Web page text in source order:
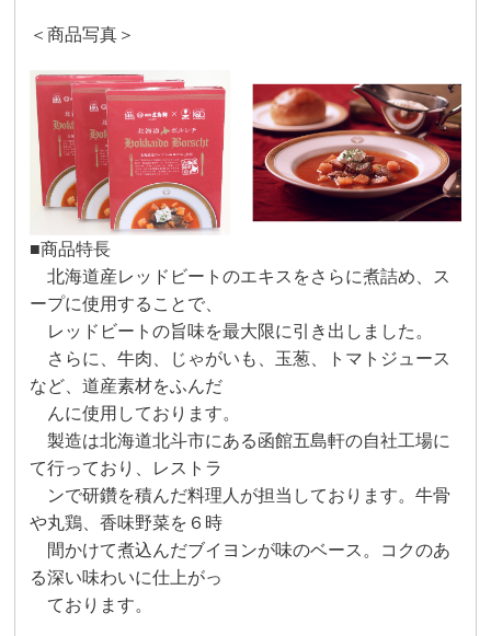
＜商品写真＞
■商品特長
北海道産レッドビートのエキスをさらに煮詰め、ス
ープに使用することで、
レッドビートの旨味を最大限に引き出しました。
さらに、牛肉、じゃがいも、玉葱、トマトジュース
など、道産素材をふんだ
んに使用しております。
製造は北海道北斗市にある函館五島軒の自社工場に
て行っており、レストラ
ンで研鑽を積んだ料理人が担当しております。牛骨
や丸鶏、香味野菜を６時
間かけて煮込んだブイヨンが味のベース。コクのあ
る深い味わいに仕上がっ
ております。